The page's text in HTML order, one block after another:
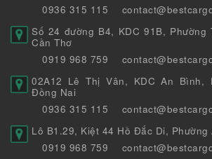
0936 315 115
Số 24 đường B4, KDC 91B, Phường
Cần Thơ
0919 968 759
02A12 Lê Thị Vân, KDC An Bình,
Đồng Nai
0936 315 115
Lô B1.29, Kiệt 44 Hồ Đắc Di, Phường
0919 968 759